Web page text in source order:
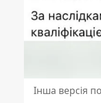
Інша версія